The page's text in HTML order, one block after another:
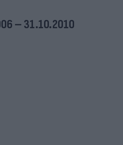
– 31.10.2010